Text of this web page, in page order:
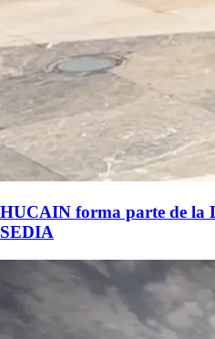
HUCAIN forma parte de la
SEDIA